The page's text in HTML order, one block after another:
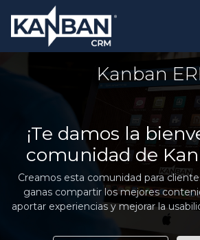
Kanban
¡Te damos la
comunidad de
Creamos esta comunidad para
ganas compartir los mejores
aportar experiencias y mejorar la